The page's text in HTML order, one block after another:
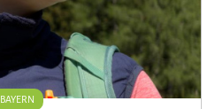
BAYERN